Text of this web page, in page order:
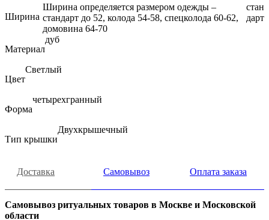
Ширина
Ширина определяется размером одежды –
стандарт до 52, колода 54-58, спецколода 60-62,
домовина 64-70
стан
дарт
Материал
дуб
Цвет
Светлый
Форма
четырехгранный
Тип крышки
Двухкрышечный
Доставка Самовывоз Оплата заказа
Самовывоз ритуальных товаров в Москве и Московской
области